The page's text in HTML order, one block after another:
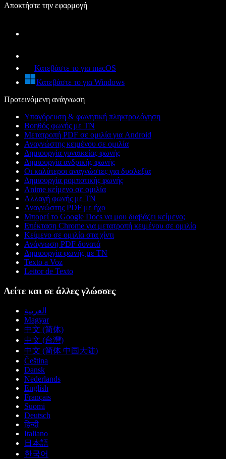
Αποκτήστε την εφαρμογή
Κατεβάστε το για macOS
Κατεβάστε το για Windows
Προτεινόμενη ανάγνωση
Υπαγόρευση & φωνητική πληκτρολόγηση
Βοηθός φωνής με ΤΝ
Μετατροπή PDF σε ομιλία για Android
Αναγνώστης κειμένου σε ομιλία
Δημιουργία γυναικείας φωνής
Δημιουργία ανδρικής φωνής
Οι καλύτεροι αναγνώστες για δυσλεξία
Δημιουργία ρομποτικής φωνής
Anime κείμενο σε ομιλία
Αλλαγή φωνής με ΤΝ
Αναγνώστης PDF με ήχο
Μπορεί το Google Docs να μου διαβάζει κείμενο;
Επέκταση Chrome για μετατροπή κειμένου σε ομιλία
Κείμενο σε ομιλία στα χίντι
Ανάγνωση PDF δυνατά
Δημιουργία φωνής με ΤΝ
Texto a Voz
Leitor de Texto
Δείτε και σε άλλες γλώσσες
العربية
Magyar
中文 (简体)
中文 (台灣)
中文 (简体 中国大陆)
Čeština
Dansk
Nederlands
English
Français
Suomi
Deutsch
हिन्दी
Italiano
日本語
한국어